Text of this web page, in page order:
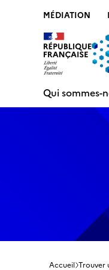
MÉDIATION
Qui sommes-
Accueil Trouver